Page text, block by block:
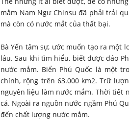
mắm Nam Ngư Chinsu đã phải trải
mà còn có nước mắt của thất bại.
Bà Yến tâm sự, ước muốn tạo ra một
lâu. Sau khi tìm hiểu, biết được đảo
nước mắm. Biển Phú Quốc là một
chính, rộng trên 63.000 km2. Trữ
nguyên liệu làm nước mắm. Thời tiết
cá. Ngoài ra nguồn nước ngầm Phú
đến chất lượng nước mắm.